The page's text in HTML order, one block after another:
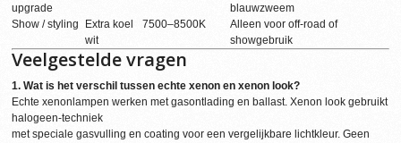
upgrade
blauwzweem
Show / styling
Extra koel
wit
7500–8500K
Alleen voor off-road of
showgebruik
Veelgestelde vragen
1. Wat is het verschil tussen echte xenon en xenon look?
Echte xenonlampen werken met gasontlading en ballast. Xenon look gebruikt
halogeen-techniek
met speciale gasvulling en coating voor een vergelijkbare lichtkleur. Geen